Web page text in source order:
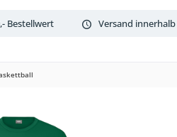
Bestellwert Versand